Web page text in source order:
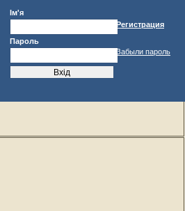
Ім'я
Пароль
Регистрация
Забыли пароль